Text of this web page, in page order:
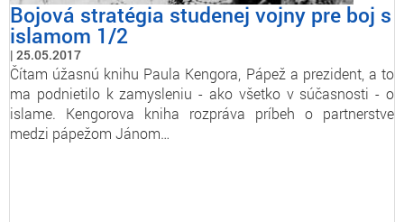
Bojová stratégia studenej vojny pre boj s
islamom 1/2
25.05.2017
Čítam úžasnú knihu Paula Kengora, Pápež a prezident, a to
ma podnietilo k zamysleniu - ako všetko v súčasnosti - o
islame. Kengorova kniha rozpráva príbeh o partnerstve
medzi pápežom Jánom…